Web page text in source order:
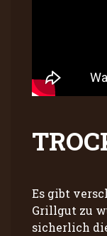
Es gibt
Grillgut zu
sicherlich